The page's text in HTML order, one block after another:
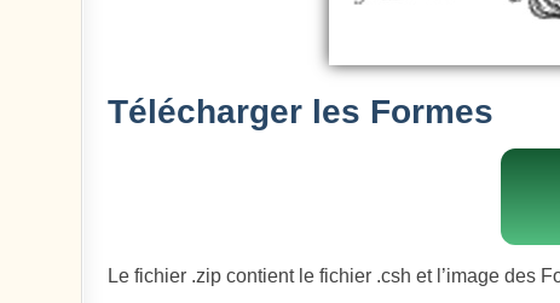
Télécharger les Formes
Le fichier .zip contient le fichier .csh et l’image des